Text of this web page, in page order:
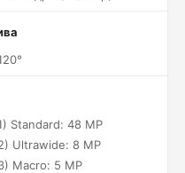
Standard: 48 MP
Ultrawide: 8 MP
Macro: 5 MP